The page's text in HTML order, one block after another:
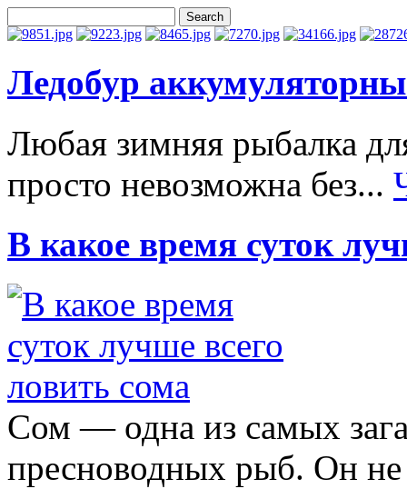
Ледобур
Любая зимняя рыбалка
просто невозможна без...
В какое время суток
Сом — одна из самых
пресноводных рыб. Он